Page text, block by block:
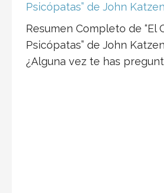
Psicópatas” de John
Resumen Completo de “El
Psicópatas” de John
¿Alguna vez te has